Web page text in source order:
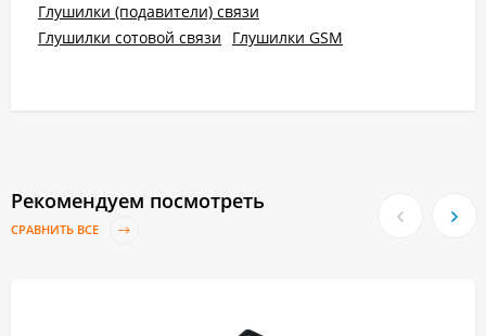
Глушилки (подавители) связи
Глушилки сотовой связи
Глушилки GSM
Рекомендуем посмотреть
СРАВНИТЬ ВСЕ